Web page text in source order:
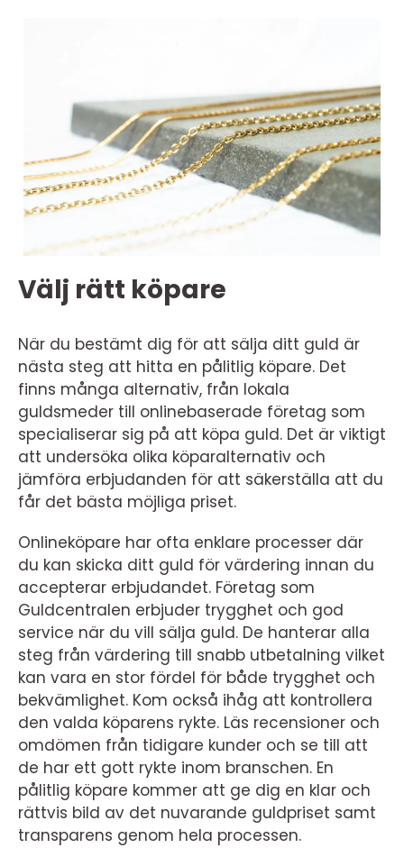
Välj rätt köpare
När du bestämt dig för att sälja ditt guld är
nästa steg att hitta en pålitlig köpare. Det
finns många alternativ, från lokala
guldsmeder till onlinebaserade företag som
specialiserar sig på att köpa guld. Det är viktigt
att undersöka olika köparalternativ och
jämföra erbjudanden för att säkerställa att du
får det bästa möjliga priset.
Onlineköpare har ofta enklare processer där
du kan skicka ditt guld för värdering innan du
accepterar erbjudandet. Företag som
Guldcentralen erbjuder trygghet och god
service när du vill sälja guld. De hanterar alla
steg från värdering till snabb utbetalning vilket
kan vara en stor fördel för både trygghet och
bekvämlighet. Kom också ihåg att kontrollera
den valda köparens rykte. Läs recensioner och
omdömen från tidigare kunder och se till att
de har ett gott rykte inom branschen. En
pålitlig köpare kommer att ge dig en klar och
rättvis bild av det nuvarande guldpriset samt
transparens genom hela processen.